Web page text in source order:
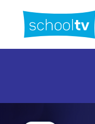
hoofdinhoud